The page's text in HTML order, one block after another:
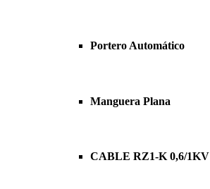
Portero Automático
Manguera Plana
CABLE RZ1-K 0,6/1KV